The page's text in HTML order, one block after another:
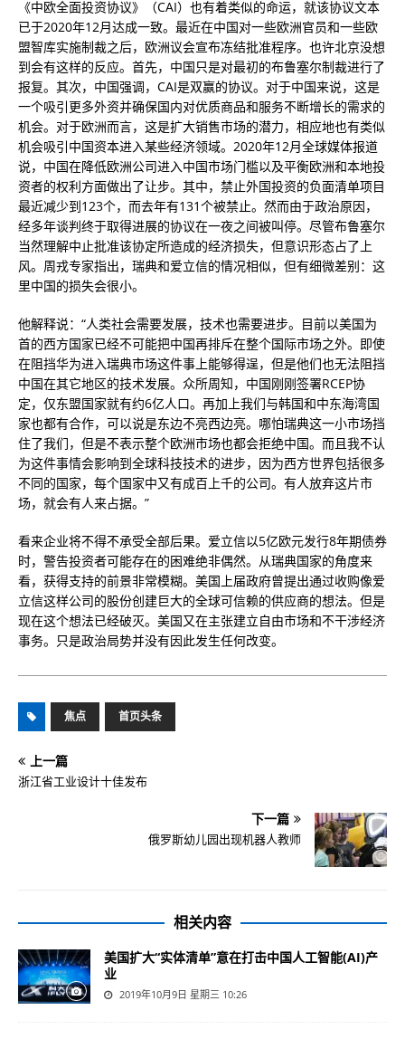
《中欧全面投资协议》（CAI）也有着类似的命运，就该协议文本
已于2020年12月达成一致。最近在中国对一些欧洲官员和一些欧
盟智库实施制裁之后，欧洲议会宣布冻结批准程序。也许北京没想
到会有这样的反应。首先，中国只是对最初的布鲁塞尔制裁进行了
报复。其次，中国强调，CAI是双赢的协议。对于中国来说，这是
一个吸引更多外资并确保国内对优质商品和服务不断增长的需求的
机会。对于欧洲而言，这是扩大销售市场的潜力，相应地也有类似
机会吸引中国资本进入某些经济领域。2020年12月全球媒体报道
说，中国在降低欧洲公司进入中国市场门槛以及平衡欧洲和本地投
资者的权利方面做出了让步。其中，禁止外国投资的负面清单项目
最近减少到123个，而去年有131个被禁止。然而由于政治原因，
经多年谈判终于取得进展的协议在一夜之间被叫停。尽管布鲁塞尔
当然理解中止批准该协定所造成的经济损失，但意识形态占了上
风。周戎专家指出，瑞典和爱立信的情况相似，但有细微差别：这
里中国的损失会很小。
他解释说：“人类社会需要发展，技术也需要进步。目前以美国为
首的西方国家已经不可能把中国再排斥在整个国际市场之外。即使
在阻挡华为进入瑞典市场这件事上能够得逞，但是他们也无法阻挡
中国在其它地区的技术发展。众所周知，中国刚刚签署RCEP协
定，仅东盟国家就有约6亿人口。再加上我们与韩国和中东海湾国
家也都有合作，可以说是东边不亮西边亮。哪怕瑞典这一小市场挡
住了我们，但是不表示整个欧洲市场也都会拒绝中国。而且我不认
为这件事情会影响到全球科技技术的进步，因为西方世界包括很多
不同的国家，每个国家中又有成百上千的公司。有人放弃这片市
场，就会有人来占据。”
看来企业将不得不承受全部后果。爱立信以5亿欧元发行8年期债券
时，警告投资者可能存在的困难绝非偶然。从瑞典国家的角度来
看，获得支持的前景非常模糊。美国上届政府曾提出通过收购像爱
立信这样公司的股份创建巨大的全球可信赖的供应商的想法。但是
现在这个想法已经破灭。美国又在主张建立自由市场和不干涉经济
事务。只是政治局势并没有因此发生任何改变。
焦点 首页头条
上一篇
浙江省工业设计十佳发布
下一篇
俄罗斯幼儿园出现机器人教师
相关内容
美国扩大“实体清单”意在打击中国人工智能(AI)产
业
2019年10月9日 星期三 10:26